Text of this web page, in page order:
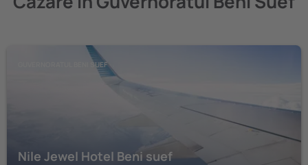
GUVERNORATUL BENI SUEF
Nile Jewel Hotel Beni suef